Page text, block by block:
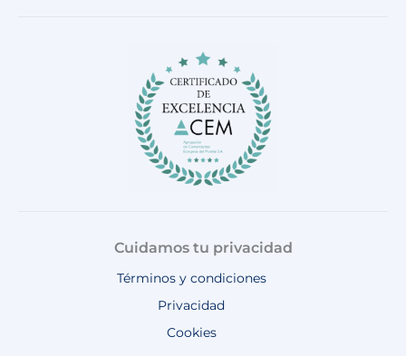
a
m
Cuidamos tu privacidad
Términos y condiciones
Privacidad
Cookies